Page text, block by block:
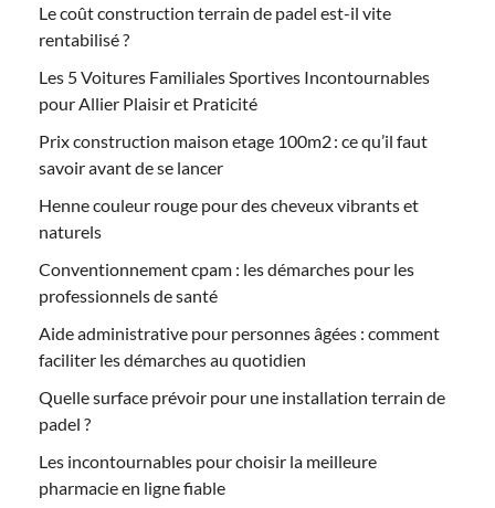
Le coût construction terrain de padel est-il vite
rentabilisé ?
Les 5 Voitures Familiales Sportives Incontournables
pour Allier Plaisir et Praticité
Prix construction maison etage 100m2 : ce qu’il faut
savoir avant de se lancer
Henne couleur rouge pour des cheveux vibrants et
naturels
Conventionnement cpam : les démarches pour les
professionnels de santé
Aide administrative pour personnes âgées : comment
faciliter les démarches au quotidien
Quelle surface prévoir pour une installation terrain de
padel ?
Les incontournables pour choisir la meilleure
pharmacie en ligne fiable